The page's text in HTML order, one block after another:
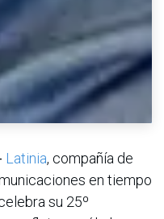
Latinia, compañía de
en tiempo
su 25º